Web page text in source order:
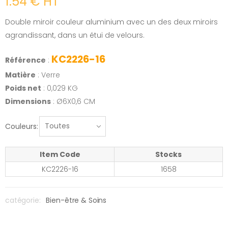
Double miroir couleur aluminium avec un des deux miroirs
agrandissant, dans un étui de velours.
Référence : KC2226-16
Matière : Verre
Poids net : 0,029 KG
Dimensions : Ø6X0,6 CM
Couleurs:
Item Code
Stocks
KC2226-16
1658
catégorie: Bien-être & Soins